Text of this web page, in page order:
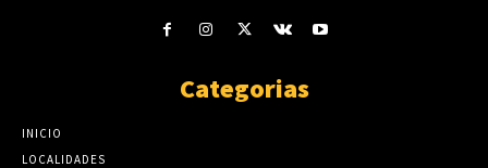
Categorias
INICIO
LOCALIDADES